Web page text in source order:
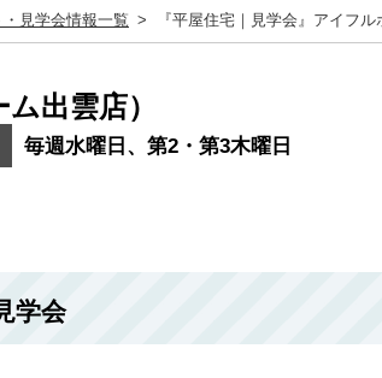
見学会情報一覧 『平屋住宅｜見学会』アイフ
出雲店）
毎週水曜日、第2・第3木曜日
学会